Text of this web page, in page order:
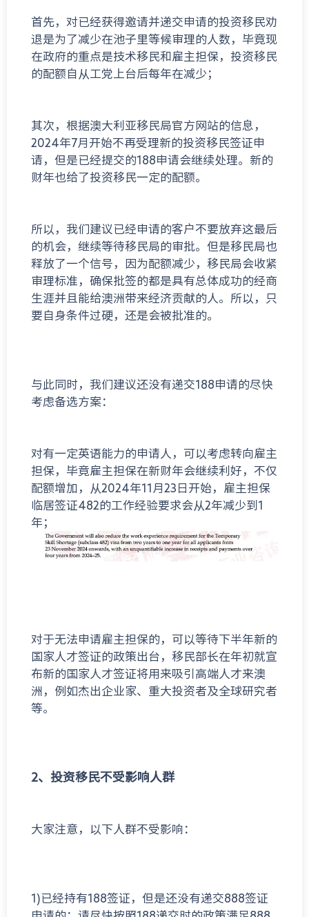
首先，对已经获得邀请并递交申请的投资移民劝
退是为了减少在池子里等候审理的人数，毕竟现
在政府的重点是技术移民和雇主担保，投资移民
的配额自从工党上台后每年在减少；
其次，根据澳大利亚移民局官方网站的信息，
2024年7月开始不再受理新的投资移民签证申
请，但是已经提交的188申请会继续处理。新的
财年也给了投资移民一定的配额。
所以，我们建议已经申请的客户不要放弃这最后
的机会，继续等待移民局的审批。但是移民局也
释放了一个信号，因为配额减少，移民局会收紧
审理标准，确保批签的都是具有总体成功的经商
生涯并且能给澳洲带来经济贡献的人。所以，只
要自身条件过硬，还是会被批准的。
与此同时，我们建议还没有递交188申请的尽快
考虑备选方案：
对有一定英语能力的申请人，可以考虑转向雇主
担保，毕竟雇主担保在新财年会继续利好，不仅
配额增加，从2024年11月23日开始，雇主担保
临居签证482的工作经验要求会从2年减少到1
年；
对于无法申请雇主担保的，可以等待下半年新的
国家人才签证的政策出台，移民部长在年初就宣
布新的国家人才签证将用来吸引高端人才来澳
洲，例如杰出企业家、重大投资者及全球研究者
等。
2、 投资移民不受影响人群
大家注意，以下人群不受影响：
1)已经持有188签证，但是还没有递交888签证